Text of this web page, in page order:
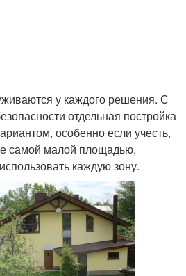
у каждого решения. С
отдельная постройка
особенно если учесть,
самой малой площадью,
каждую зону.